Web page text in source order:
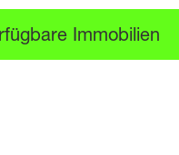
Immobilien